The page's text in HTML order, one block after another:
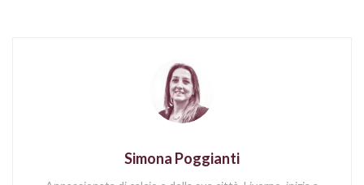
Simona Poggianti